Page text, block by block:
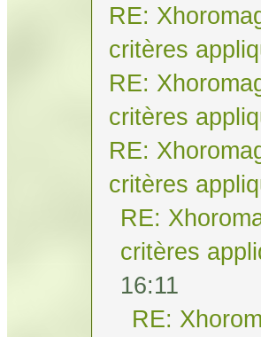
RE:
critères
RE:
critères
RE:
critères
RE:
critères
16:11
RE: